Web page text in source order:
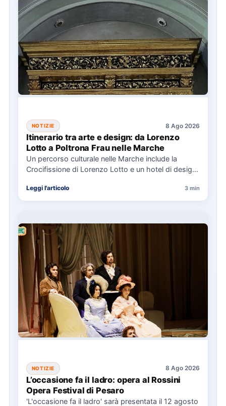
NOTIZIE 8 Ago 2026
Itinerario tra arte e design: da Lorenzo
Lotto a Poltrona Frau nelle Marche
Un percorso culturale nelle Marche include la
Crocifissione di Lorenzo Lotto e un hotel di design,
Leggi l'articolo 3 min
NOTIZIE 8 Ago 2026
L’occasione fa il ladro: opera al Rossini
Opera Festival di Pesaro
'L'occasione fa il ladro' sarà presentata il 12 agosto